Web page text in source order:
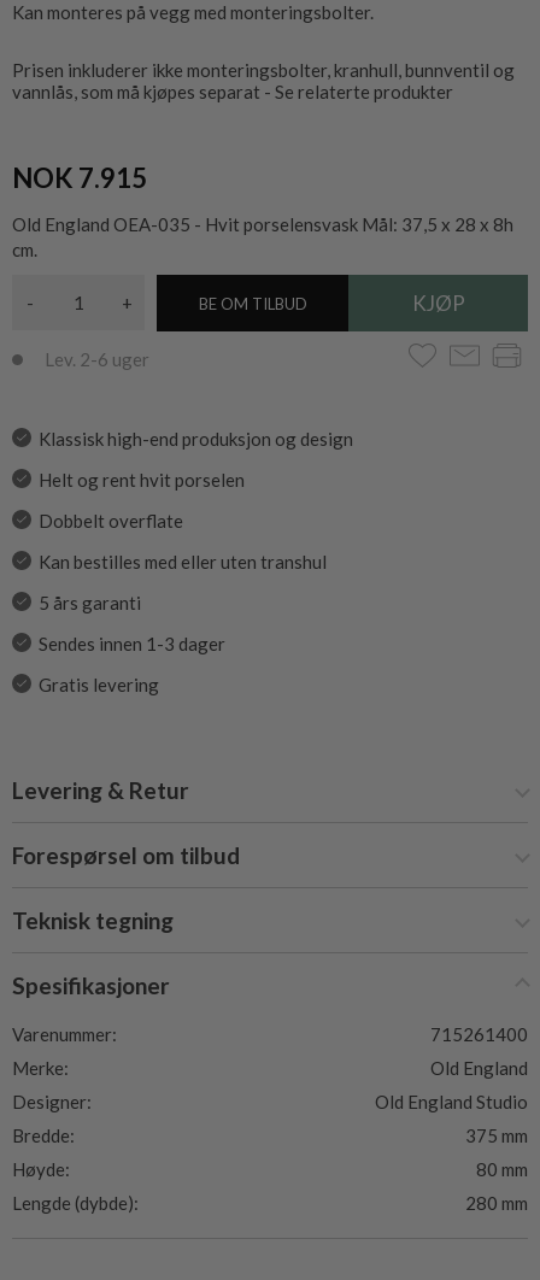
Kan monteres på vegg med monteringsbolter.
Prisen inkluderer ikke monteringsbolter, kranhull, bunnventil og
vannlås, som må kjøpes separat - Se relaterte produkter
NOK 7.915
Old England OEA-035 - Hvit porselensvask Mål: 37,5 x 28 x 8h
cm.
- + BE OM TILBUD
Lev. 2-6 uger
Klassisk high-end produksjon og design
Helt og rent hvit porselen
Dobbelt overflate
Kan bestilles med eller uten transhul
5 års garanti
Sendes innen 1-3 dager
Gratis levering
Levering & Retur
Forespørsel om tilbud
Teknisk tegning
Spesifikasjoner
Varenummer:
715261400
Merke:
Old England
Designer:
Old England Studio
Bredde:
375 mm
Høyde:
80 mm
Lengde (dybde):
280 mm